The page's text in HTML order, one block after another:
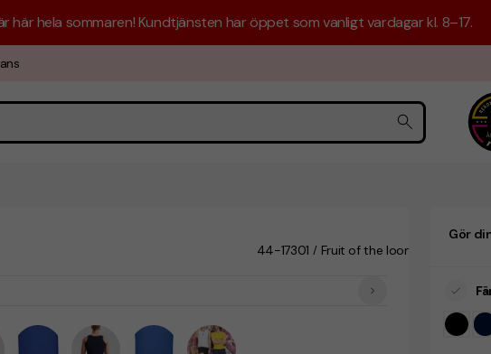
här hela sommaren! Kundtjänsten har öppet som vanligt vardagar kl. 8–17.
44-17301 / Fruit of the loom
Gör